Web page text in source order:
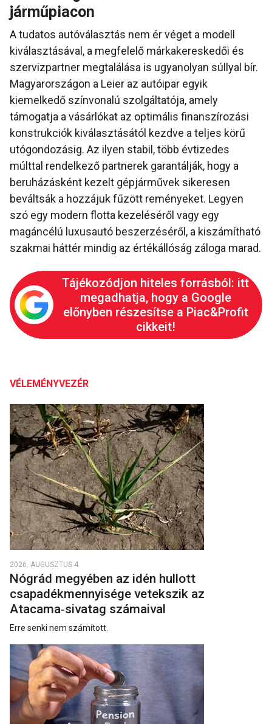
járműpiacon
A tudatos autóválasztás nem ér véget a modell
kiválasztásával, a megfelelő márkakereskedői és
szervizpartner megtalálása is ugyanolyan súllyal bír.
Magyarországon a Leier az autóipar egyik
kiemelkedő színvonalú szolgáltatója, amely
támogatja a vásárlókat az optimális finanszírozási
konstrukciók kiválasztásától kezdve a teljes körű
utógondozásig. Az ilyen stabil, több évtizedes
múlttal rendelkező partnerek garantálják, hogy a
beruházásként kezelt gépjárművek sikeresen
beváltsák a hozzájuk fűzött reményeket. Legyen
szó egy modern flotta kezeléséről vagy egy
magáncélú luxusautó beszerzéséről, a kiszámítható
szakmai háttér mindig az értékállóság záloga marad.
Tájékozódjon hiteles forrásból: itt
megadhatja, hogy a Google
előnyben részesítse a Piac&Profit
cikkeit!
VÉLEMÉNYVEZÉR
2026. AUGUSZTUS 4.
Nógrád megyében az idén hullott
csapadékmennyisége vetekszik az
Atacama‑sivatag számaival
Erre senki nem számított.